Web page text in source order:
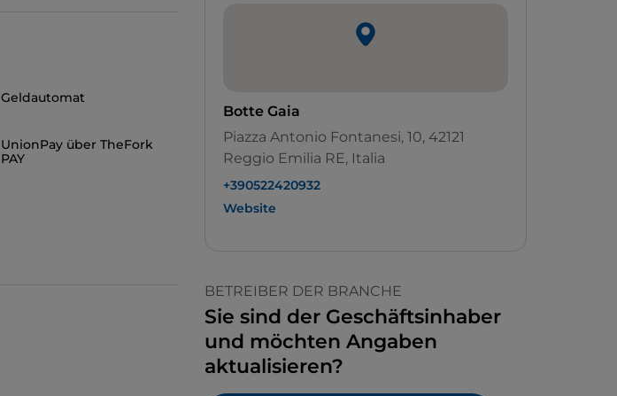
Geldautomat
UnionPay über TheFork
PAY
Botte Gaia
Piazza Antonio Fontanesi, 10, 42121
Reggio Emilia RE, Italia
+390522420932
Website
BETREIBER DER BRANCHE
Sie sind der Geschäftsinhaber
und möchten Angaben
aktualisieren?